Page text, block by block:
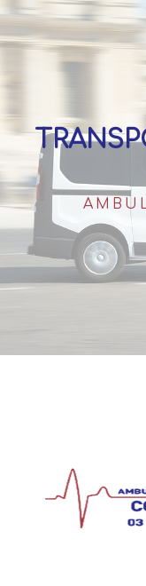
TRANSPORT DE MALADE
Panneau de gestion